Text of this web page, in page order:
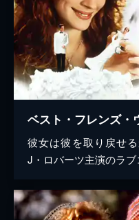
ベスト・フレンズ・
彼女は彼を取り戻せ
J・ロバーツ主演のラブ